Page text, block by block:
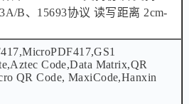
B、15693协议 读写距离 2cm-
Code,Data Matrix,QR
QR Code, MaxiCode,Hanxin